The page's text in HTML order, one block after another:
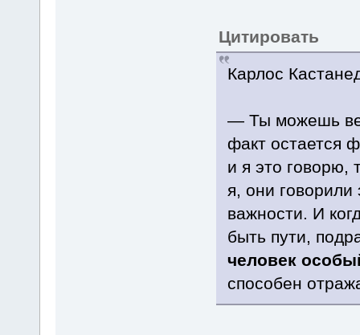
Цитировать
Карлос
— Ты можешь
факт остается
и я это говорю,
я, они говорили
важности. И
быть пути,
человек
способен